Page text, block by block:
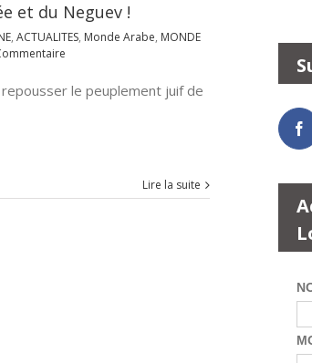
et du Neguev !
, ACTUALITES, Monde Arabe, MONDE
repousser le peuplement juif de
Lire la suite